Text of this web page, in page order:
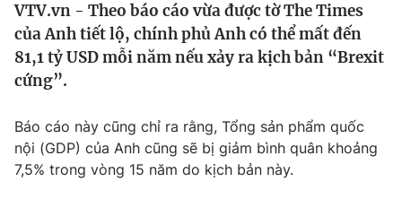
Thế giới
Tin tức
Thế giới đó đây
Câu chuyện quốc tế
Kinh tế
Thị trường
Góc doanh nghiệp
Dữ liệu và đời sống
Truyền hình
VTV.vn - Theo báo cáo vừa được tờ The Times
của Anh tiết lộ, chính phủ Anh có thể mất đến
81,1 tỷ USD mỗi năm nếu xảy ra kịch bản “Brexit
cứng”.
Báo cáo này cũng chỉ ra rằng, Tổng sản phẩm quốc
nội (GDP) của Anh cũng sẽ bị giảm bình quân khoảng
7,5% trong vòng 15 năm do kịch bản này.